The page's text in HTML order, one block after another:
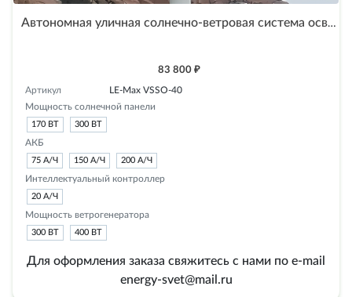
Автономная уличная солнечно-ветровая система освещения на солнечных батареях LE-Max VSSO-40
83 800 ₽
Артикул
LE-Max VSSO-40
Мощность солнечной панели
170 ВТ 300 ВТ
АКБ
75 А/Ч 150 А/Ч 200 А/Ч
Интеллектуальный контроллер
20 А/Ч
Мощность ветрогенератора
300 ВТ 400 ВТ
Для оформления заказа свяжитесь с нами по e-mail
energy-svet@mail.ru